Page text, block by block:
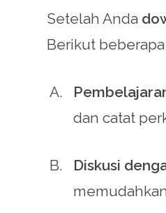
Setelah Anda
Berikut
dan catat
Diskusi